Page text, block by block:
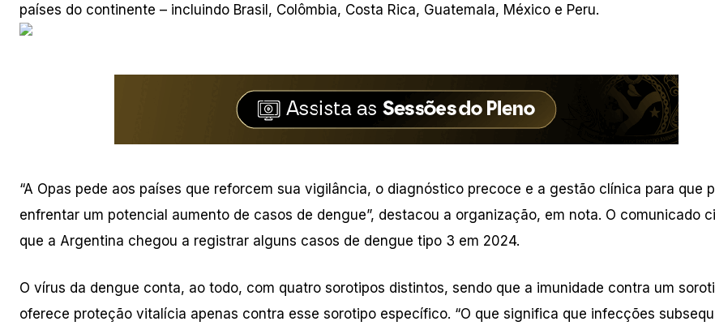
países do continente – incluindo Brasil, Colômbia, Costa Rica, Guatemala, México e Peru.
“A Opas pede aos países que reforcem sua vigilância, o diagnóstico precoce e a gestão clínica para que
enfrentar um potencial aumento de casos de dengue”, destacou a organização, em nota. O comunicado
que a Argentina chegou a registrar alguns casos de dengue tipo 3 em 2024.
O vírus da dengue conta, ao todo, com quatro sorotipos distintos, sendo que a imunidade contra um
oferece proteção vitalícia apenas contra esse sorotipo específico. “O que significa que infecções